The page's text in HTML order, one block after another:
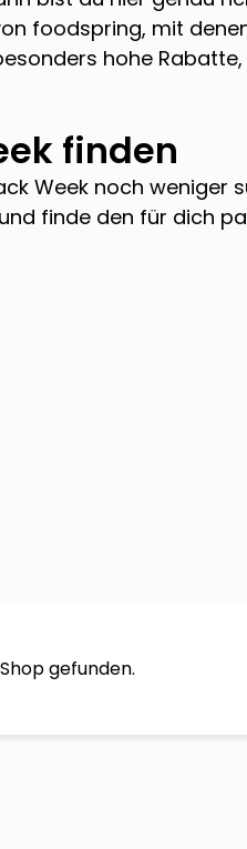
foodspring, mit
hohe
finden
Week noch weniger
finde den für dich
gefunden.